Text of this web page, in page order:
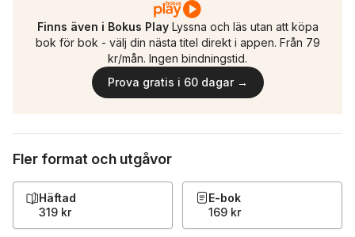
Finns även i Bokus Play Lyssna och läs utan att köpa
bok för bok - välj din nästa titel direkt i appen. Från 79
kr/mån. Ingen bindningstid.
Prova gratis i 60 dagar →
Fler format och utgåvor
Häftad
319 kr
E-bok
169 kr